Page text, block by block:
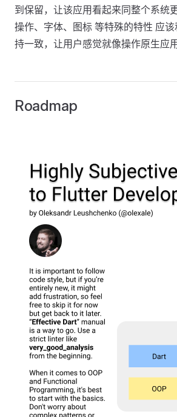
到保留，让该应用看起来同整个系统
操作、字体、图标 等特殊的特性 应
持一致，让用户感觉就像操作原生应用
Roadmap